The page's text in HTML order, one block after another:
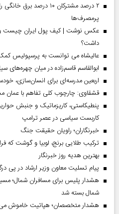
۲ درصد مشترکان ۱۰
پرمصرف‌ها
عکس نوشت | کیف پول ایران چیست و
داشت؟
عالیشاه می توانست به پرسپولیس
ابوالقاسم قاسم‌زاده در میان
اربعین مدرسه‌ای برای انسان‌سازی،
قشقاوی: چارچوب کلی تفاهم با
پنطیکاستی، کاریزماتیک و جنبش
کاربست سیاسی در عصر ترامپ
خبرنگاران؛ راویان حقیقت جنگ
ترکیب طلایی برنج، لوبیا و گوشت که
بهترین هدیه روز خبرنگار
پیام تسلیت معاون وزیر ارشاد در پی
هشدار پلیس برای مسافران شمال؛
شمال بسته شد
هشدار متخصصان؛ هپاتیت خاموش